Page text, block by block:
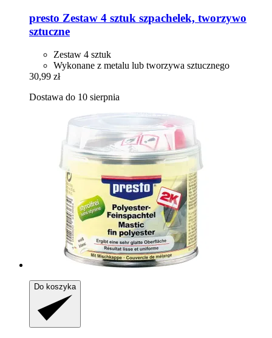
presto Zestaw 4 sztuk szpachelek, tworzywo
sztuczne
Zestaw 4 sztuk
Wykonane z metalu lub tworzywa sztucznego
30,99 zł
Dostawa do 10 sierpnia
Do koszyka